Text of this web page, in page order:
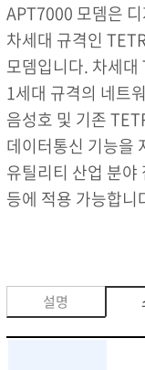
APT7000 모뎀은
차세대 규격인
모뎀입니다. 차세대
1세대 규격의 네트
음성호 및 기존
데이터통신 기능을
유틸리티 산업 분야
등에 적용 가능합니
설명